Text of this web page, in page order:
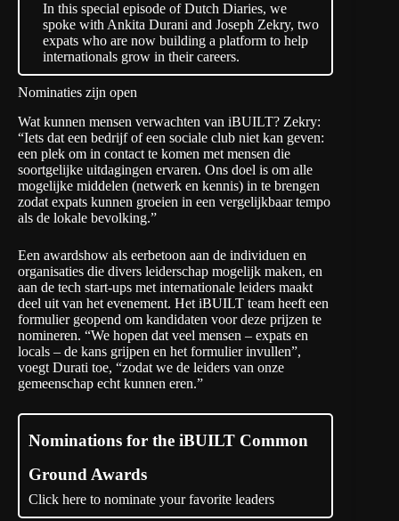
In this special episode of Dutch Diaries, we
spoke with Ankita Durani and Joseph Zekry, two
expats who are now building a platform to help
internationals grow in their careers.
Nominaties zijn open
Wat kunnen mensen verwachten van iBUILT? Zekry:
“Iets dat een bedrijf of een sociale club niet kan geven:
een plek om in contact te komen met mensen die
soortgelijke uitdagingen ervaren. Ons doel is om alle
mogelijke middelen (netwerk en kennis) in te brengen
zodat expats kunnen groeien in een vergelijkbaar tempo
als de lokale bevolking.”
Een awardshow als eerbetoon aan de individuen en
organisaties die divers leiderschap mogelijk maken, en
aan de tech start-ups met internationale leiders maakt
deel uit van het evenement. Het iBUILT team heeft een
formulier geopend om kandidaten voor deze prijzen te
nomineren. “We hopen dat veel mensen – expats en
locals – de kans grijpen en het formulier invullen”,
voegt Durati toe, “zodat we de leiders van onze
gemeenschap echt kunnen eren.”
Nominations for the iBUILT Common
Ground Awards
Click here to nominate your favorite leaders